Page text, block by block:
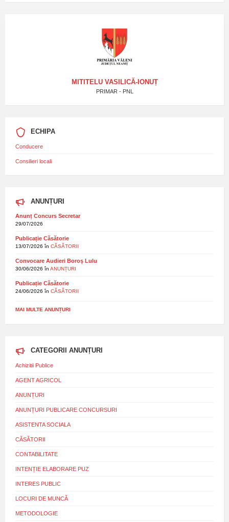
MITITELU VASILICĂ-IONUȚ
PRIMAR - PNL
ECHIPA
Conducere
Consilieri locali
ANUNȚURI
Anunț Concurs Secretar
29/07/2026
Publicație Căsătorie
13/07/2026 în CĂSĂTORII
Convocare Audieri Boroș Lulu
30/06/2026 în ANUNȚURI
Publicație Căsătorie
24/06/2026 în CĂSĂTORII
MAI MULTE ANUNȚURI
CATEGORII ANUNȚURI
Achizitii Publice
AGENT AGRICOL
ANUNȚURI
ANUNȚURI PUBLICARE CONCURSURI
ASISTENTA SOCIALA
CĂSĂTORII
CONTABILITATE
INTENȚIE ELABORARE PUZ
INTERES PUBLIC
LOCURI DE MUNCĂ
METODOLOGIE